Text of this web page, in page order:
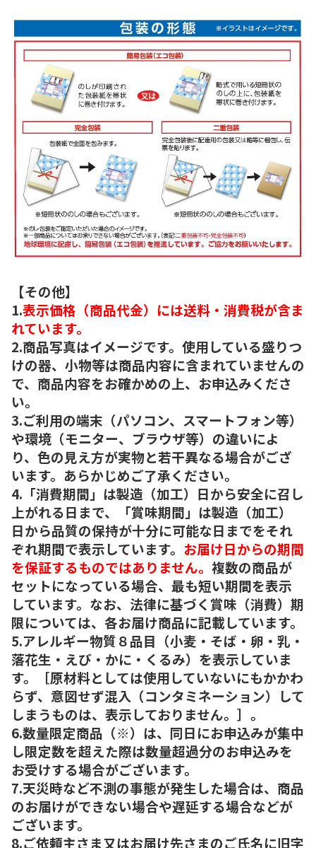
【その他】
1.表示価格（商品代金）には送料・消費税が含ま
れています。
2.商品写真はイメージです。使用している盛りつ
けの器、小物等は商品内容に含まれていませんの
で、商品内容をお確かめの上、お申込みくださ
い。
3.ご利用の端末（パソコン、スマートフォン等）
や環境（モニター、ブラウザ等）の違いによ
り、色の見え方が実物と若干異なる場合がござ
います。あらかじめご了承ください。
4.「消費期間」は製造（加工）日から安全に召し
上がれる日まで、「賞味期間」は製造（加工）
日から品質の保持が十分に可能な日までをそれ
ぞれ期間で表示しています。 お届け日からの期間
を保証するものではありません。 複数の商品が
セットになっている場合、最も短い期間を表示
しています。なお、法律に基づく賞味（消費）期
限については、各お届け商品に記載しています。
5.アレルギー物質８品目（小麦・そば・卵・乳・
落花生・えび・かに・くるみ）を表示していま
す。［原材料としては使用していないにもかかわ
らず、意図せず混入（コンタミネーション）して
しまうものは、表示しておりません。］。
6.数量限定商品（※）は、同日にお申込みが集中
し限定数を超えた際は数量超過分のお申込みを
お受けする場合がございます。
7.天災時など不測の事態が発生した場合は、商品
のお届けができない場合や遅延する場合などが
ございます。
8.ご依頼主さま又はお届け先さまのご氏名に旧字